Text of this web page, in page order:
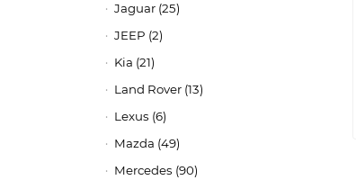
Jaguar (25)
JEEP (2)
Kia (21)
Land Rover (13)
Lexus (6)
Mazda (49)
Mercedes (90)